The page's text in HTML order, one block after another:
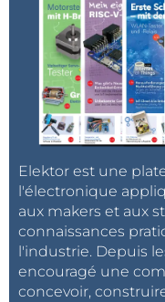
Elektor est une
l'électronique
aux makers et aux
connaissances
l'industrie. Depuis
encouragé une
concevoir,